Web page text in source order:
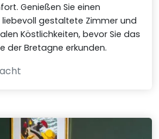
Genießen Sie einen
liebevoll gestaltete Zimmer und
Köstlichkeiten, bevor Sie das
der Bretagne erkunden.